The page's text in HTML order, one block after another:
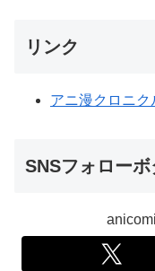
リンク
アニ漫クロニク
SNSフォローボ